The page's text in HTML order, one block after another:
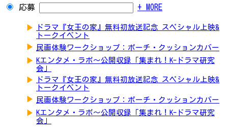
応募 + MORE
▶
ドラマ『女王の家』無料初放送記念 スペシャル上映&
トークイベント
▶ 民画体験ワークショップ：ポーチ・クッションカバー
▶ Kエンタメ・ラボ～公開収録「集まれ！K-ドラマ研究
会」
▶
ドラマ『女王の家』無料初放送記念 スペシャル上映&
トークイベント
▶ 民画体験ワークショップ：ポーチ・クッションカバー
▶ Kエンタメ・ラボ～公開収録「集まれ！K-ドラマ研究
会」